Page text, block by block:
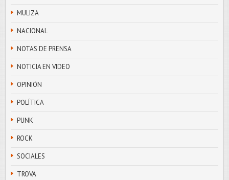
MULIZA
NACIONAL
NOTAS DE PRENSA
NOTICIA EN VIDEO
OPINIÓN
POLÍTICA
PUNK
ROCK
SOCIALES
TROVA